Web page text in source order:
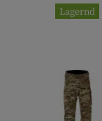
Lagernd